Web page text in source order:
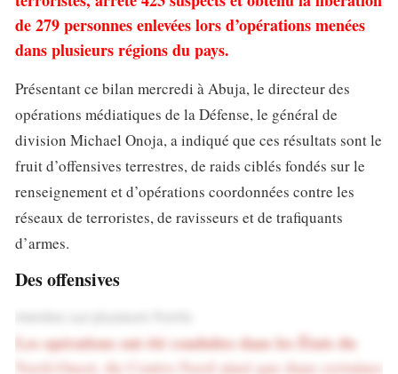
de 279 personnes enlevées lors d’opérations menées
dans plusieurs régions du pays.
Présentant ce bilan mercredi à Abuja, le directeur des
opérations médiatiques de la Défense, le général de
division Michael Onoja, a indiqué que ces résultats sont le
fruit d’offensives terrestres, de raids ciblés fondés sur le
renseignement et d’opérations coordonnées contre les
réseaux de terroristes, de ravisseurs et de trafiquants
d’armes.
Des offensives
Les opérations ont été conduites dans les États du
Nord-Ouest, du Centre-Nord ainsi que dans certaines